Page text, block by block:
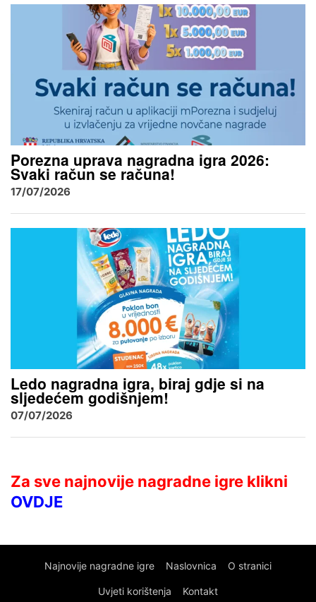
Porezna uprava nagradna igra 2026:
Svaki račun se računa!
17/07/2026
Ledo nagradna igra, biraj gdje si na
sljedećem godišnjem!
07/07/2026
Za sve najnovije nagradne igre klikni
OVDJE
Najnovije nagradne igre Naslovnica O stranici
Uvjeti korištenja Kontakt